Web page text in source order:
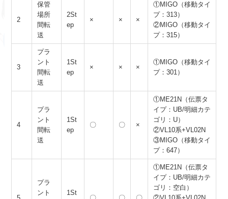
2
保管
場所
間転
送
2St
ep
× × ×
①MIGO（移動タイ
プ：313）
②MIGO（移動タイ
プ：315）
3
プラ
ント
間転
送
1St
ep
× × ×
①MIGO（移動タイ
プ：301）
4
プラ
ント
間転
送
1St
ep
〇 〇 ×
①ME21N（伝票タ
イプ：UB/明細カテ
ゴリ：U）
②VL10系+VL02N
③MIGO（移動タイ
プ：647）
プラ
ント
1St
①ME21N（伝票タ
イプ：UB/明細カテ
ゴリ：空白）